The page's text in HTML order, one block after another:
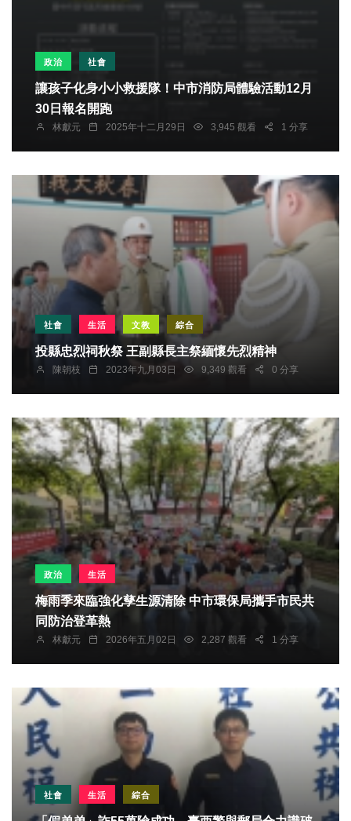
政治 社會
讓孩子化身小小救援隊！中市消防局體驗活動12月
30日報名開跑
林獻元 2025年十二月29日 3,945 觀看 1 分享
社會 生活 文教 綜合
投縣忠烈祠秋祭 王副縣長主祭緬懷先烈精神
陳朝枝 2023年九月03日 9,349 觀看 0 分享
政治 生活
梅雨季來臨強化孳生源清除 中市環保局攜手市民共
同防治登革熱
林獻元 2026年五月02日 2,287 觀看 1 分享
社會 生活 綜合